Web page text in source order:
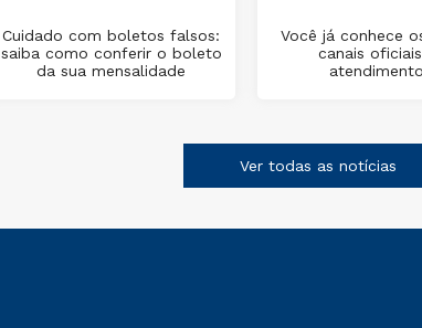
Cuidado com boletos falsos:
saiba como conferir o boleto
da sua mensalidade
Você já conhece
canais
Ver todas as notícias